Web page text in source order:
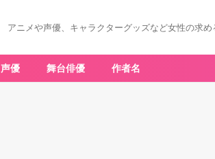
アニメや声優、キャラクターグッズなど女性の求
声優 舞台俳優 作者名